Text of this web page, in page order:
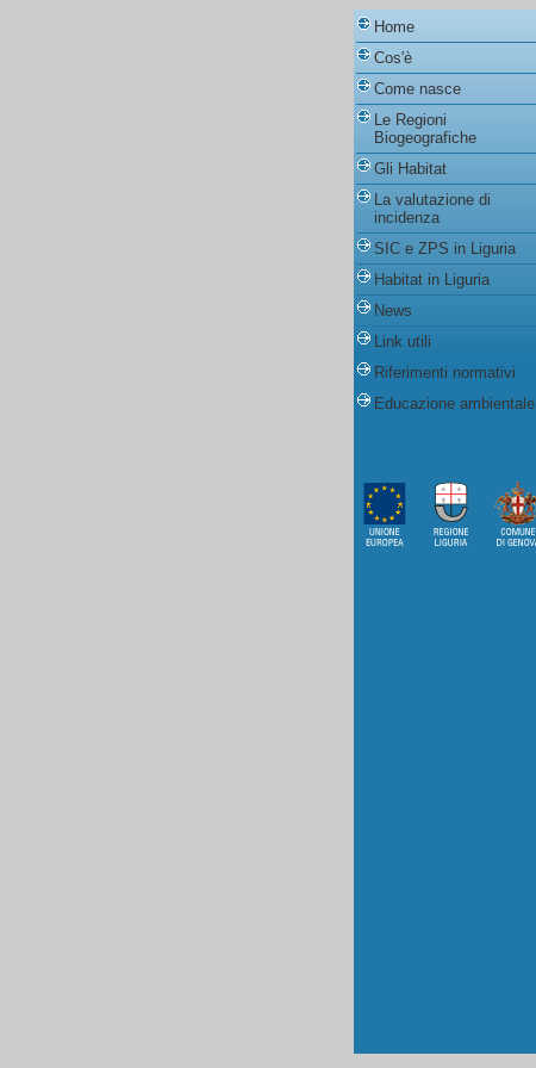
Home
Cos'è
Come nasce
Le Regioni
Biogeografiche
Gli Habitat
La valutazione di
incidenza
SIC e ZPS in Liguria
Habitat in Liguria
News
Link utili
Riferimenti normativi
Educazione ambientale